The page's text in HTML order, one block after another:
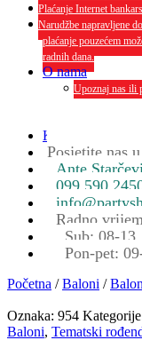
Plaćanje Internet
Narudžbe napravljene
plaćanje pouzećem
radnih dana.
O nama
Upoznaj nas ili
dekoriranja
Kontakt
Posjetite nas
Ante
099 590
Radno
Sub: 08-13
Pon-pet:
Početna /Baloni /
Oznaka: 954
Baloni, Tematski